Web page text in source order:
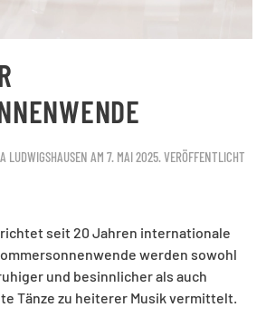
LUDWIGSHAUSEN AM 7. MAI 2025. VERÖFFENTLICHT
seit 20 Jahren internationale
werden sowohl
und besinnlicher als auch
Tänze zu heiterer Musik vermittelt.